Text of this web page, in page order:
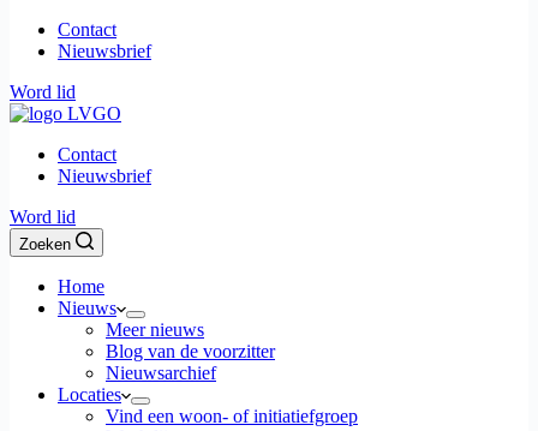
Contact
Nieuwsbrief
Word lid
Contact
Nieuwsbrief
Word lid
Zoeken
Home
Nieuws
Meer nieuws
Blog van de voorzitter
Nieuwsarchief
Locaties
Vind een woon- of initiatiefgroep